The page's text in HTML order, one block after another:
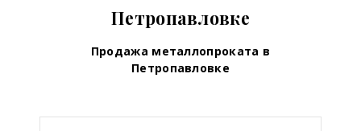
Петропавловке
Продажа металлопроката в
Петропавловке